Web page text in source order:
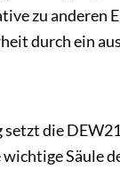
zu anderen
durch ein
die
Säule